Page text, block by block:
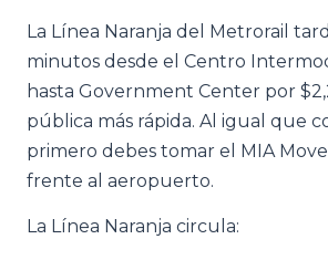
La Línea Naranja del Metrorail
minutos desde el Centro
hasta Government Center por
pública más rápida. Al igual que
primero debes tomar el MIA
frente al aeropuerto.
La Línea Naranja circula: